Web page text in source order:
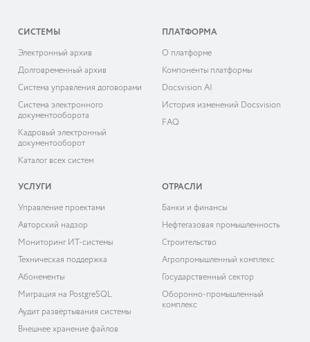
СИСТЕМЫ
Электронный архив
Долговременный архив
Система управления договорами
Система электронного
документооборота
Кадровый электронный
документооборот
Каталог всех систем
ПЛАТФОРМА
О платформе
Компоненты платформы
Docsvision AI
История изменений Docsvision
FAQ
УСЛУГИ
Управление проектами
Авторский надзор
Мониторинг ИТ-системы
Техническая поддержка
Абонементы
Миграция на PostgreSQL
Аудит развёртывания системы
Внешнее хранение файлов
ОТРАСЛИ
Банки и финансы
Нефтегазовая промышленность
Строительство
Агропромышленный комплекс
Государственный сектор
Оборонно-промышленный
комплекс